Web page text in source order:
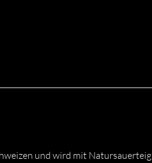
und wird mit Natursauerteig